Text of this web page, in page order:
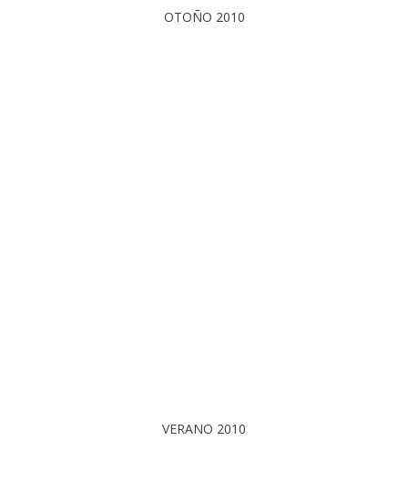
OTOÑO 2010
VERANO 2010